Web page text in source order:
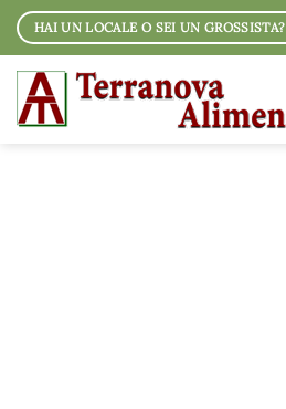
Salta
contenuti
HAI UN LOCALE O SEI UN GROSSISTA?